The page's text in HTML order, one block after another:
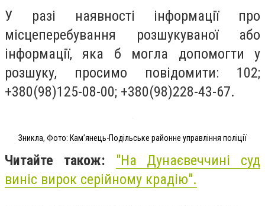
У разі наявності інформації про
місцеперебування розшукуваної або
інформації, яка б могла допомогти у
розшуку, просимо повідомити: 102;
+380(98)125-08-00; +380(98)228-43-67.
Зникла, Фото: Кам’янець-Подільське районне управління поліції
Читайте також: "На Дунаєвеччині суд
виніс вирок серійному крадію".